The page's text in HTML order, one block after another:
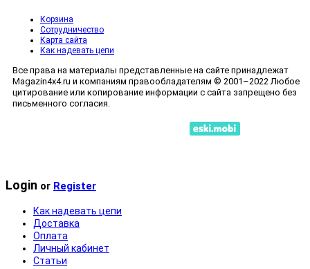
Корзина
Сотрудничество
Карта сайта
Как надевать цепи
Все права на материалы представленные на сайте принадлежат
Magazin4x4.ru и компаниям правообладателям © 2001–2022 Любое
цитирование или копирование информации с сайта запрещено без
письменного согласия.
Login or Register
Как надевать цепи
Доставка
Оплата
Личный кабинет
Статьи